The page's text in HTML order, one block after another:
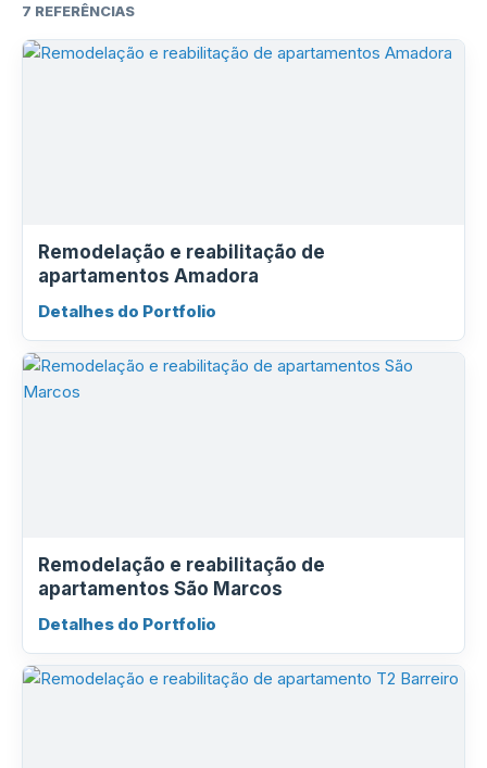
7 REFERÊNCIAS
Remodelação e reabilitação de
apartamentos Amadora
Detalhes do Portfolio
Remodelação e reabilitação de
apartamentos São Marcos
Detalhes do Portfolio